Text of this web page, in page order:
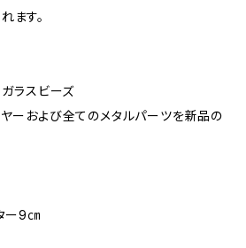
ます。
ガラスビーズ
ーおよび全てのメタルパーツを新品の
ー9㎝